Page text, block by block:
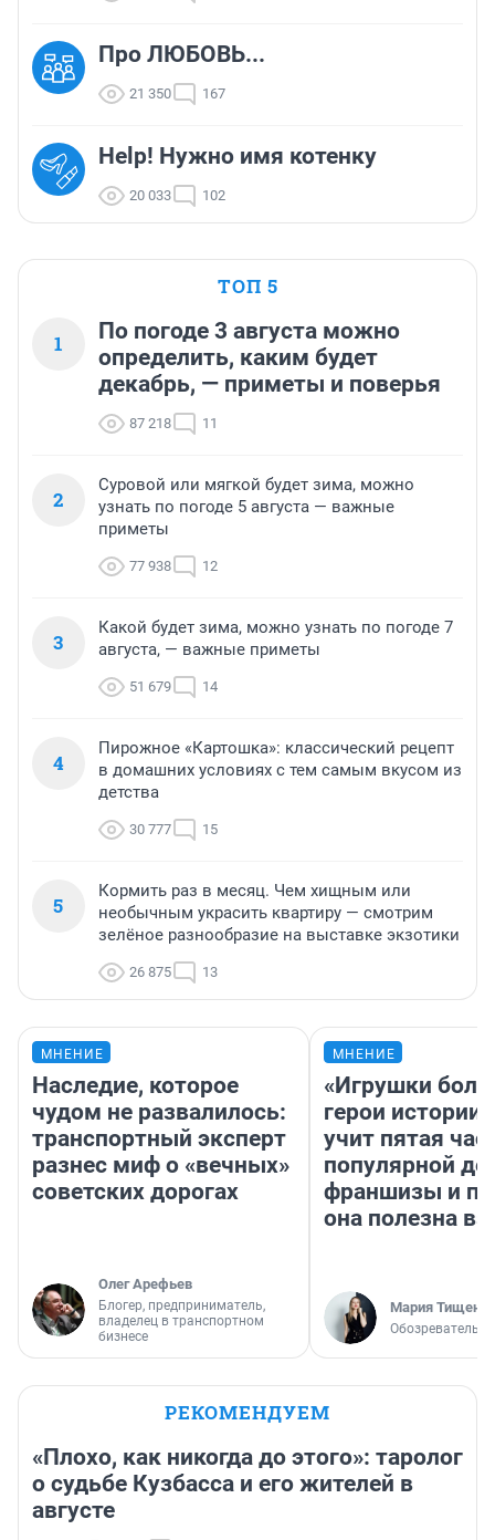
Про ЛЮБОВЬ...
21 350 167
Help! Нужно имя котенку
20 033 102
ТОП 5
1
По погоде 3 августа можно
определить, каким будет
декабрь, — приметы и поверья
87 218 11
2
Суровой или мягкой будет зима, можно
узнать по погоде 5 августа — важные
приметы
77 938 12
3
Какой будет зима, можно узнать по погоде 7
августа, — важные приметы
51 679 14
4
Пирожное «Картошка»: классический рецепт
в домашних условиях с тем самым вкусом из
детства
30 777 15
5
Кормить раз в месяц. Чем хищным или
необычным украсить квартиру — смотрим
зелёное разнообразие на выставке экзотики
26 875 13
МНЕНИЕ
Наследие, которое
чудом не развалилось:
транспортный эксперт
разнес миф о «вечных»
советских дорогах
Олег Арефьев
Блогер, предприниматель,
владелец в транспортном
бизнесе
МНЕНИЕ
«Игрушки
герои
учит пятая
популярной
франшизы и
она полезна
Мария Тищенко
Обозреватель
РЕКОМЕНДУЕМ
«Плохо, как никогда до этого»: таролог
о судьбе Кузбасса и его жителей в
августе